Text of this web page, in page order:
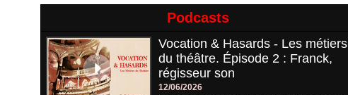
Podcasts
Vocation & Hasards - Les métiers
du théâtre. Épisode 2 : Franck,
régisseur son
12/06/2026